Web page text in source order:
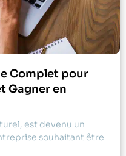
Complet pour
Gagner en
est devenu un
souhaitant être